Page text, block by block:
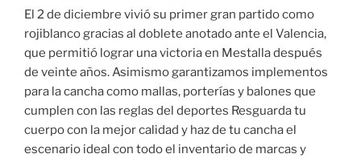
El 2 de diciembre vivió su primer gran partido como
rojiblanco gracias al doblete anotado ante el Valencia,
que permitió lograr una victoria en Mestalla después
de veinte años. Asimismo garantizamos implementos
para la cancha como mallas, porterías y balones que
cumplen con las reglas del deportes Resguarda tu
cuerpo con la mejor calidad y haz de tu cancha el
escenario ideal con todo el inventario de marcas y